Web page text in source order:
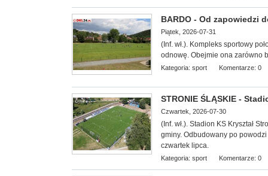
BARDO - Od zapowiedzi
Piątek, 2026-07-31
(Inf. wł.). Kompleks sportowy
odnowę. Obejmie ona zarówno
Kategoria: sport Komentarze: 0
STRONIE ŚLĄSKIE -
Czwartek, 2026-07-30
(Inf. wł.). Stadion KS Kryształ
gminy. Odbudowany po
czwartek lipca.
Kategoria: sport Komentarze: 0